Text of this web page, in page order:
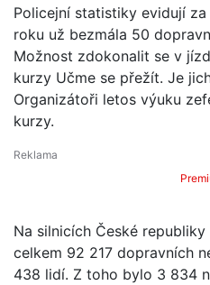
Policejní statistiky evidují
roku už bezmála 50
Možnost zdokonalit se v
kurzy Učme se přežít. Je
Organizátoři letos výuku
kurzy.
Na silnicích České
celkem 92 217 dopravních
438 lidí. Z toho bylo 3 834